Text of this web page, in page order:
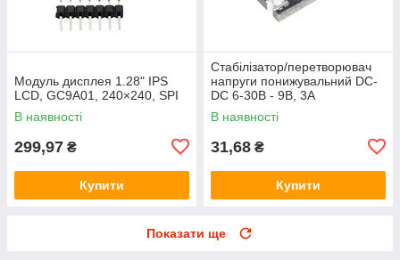
Модуль дисплея 1.28" IPS
LCD, GC9A01, 240×240, SPI
В наявності
299,97 ₴
Купити
Стабілізатор/перетворювач
напруги понижувальний DC-
DC 6-30В - 9В, 3А
В наявності
31,68 ₴
Купити
Показати ще